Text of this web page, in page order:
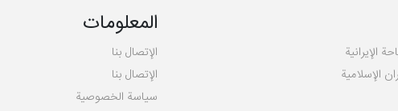
الإيرانية
الإسلامية
المعلومات
الإتصال بنا
الإتصال بنا
سیاسة الخصوصية